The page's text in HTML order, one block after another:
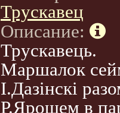
Трускавец
Описание:
Трускавець.
Маршалок
І.Дазінскі
Р.Ярошем в